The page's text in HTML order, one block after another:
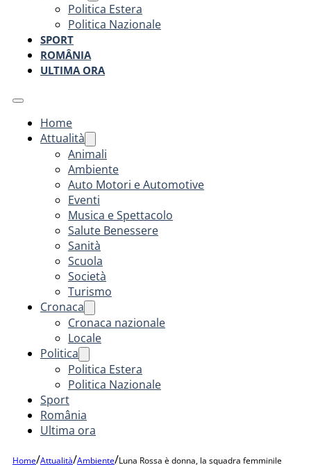
Politica Estera
Politica Nazionale
SPORT
ROMÂNIA
ULTIMA ORA
Home
Attualità
Animali
Ambiente
Auto Motori e Automotive
Eventi
Musica e Spettacolo
Salute Benessere
Sanità
Scuola
Società
Turismo
Cronaca
Cronaca nazionale
Locale
Politica
Politica Estera
Politica Nazionale
Sport
România
Ultima ora
Home/Attualità/Ambiente/Luna Rossa è donna, la squadra femminile